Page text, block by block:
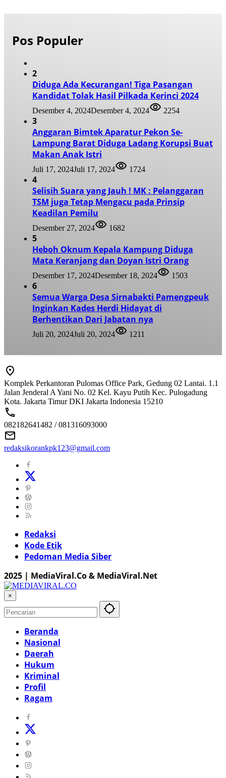
Pos Populer
2
Diduga Ada Kecurangan! Tiga Pasangan
Kandidat Tolak Hasil Pilkada Kerinci 2024
Desember 4, 2024Desember 4, 2024 2254
3
Anggaran Bimtek Aparatur Pekon Se-
Lampung Barat Diduga Ladang Korupsi Buat
Makan Anak Istri
Juli 17, 2024Juli 17, 2024 1724
4
Selisih Suara yang Jauh ! MK : Pelanggaran
TSM juga Tetap Mengacu pada Prinsip
Keadilan Pemilu
Desember 27, 2024 1682
5
Heboh Oknum Kepala Kampung Diduga
Mata Keranjang dan Doyan Istri Orang
Desember 17, 2024Desember 18, 2024 1503
6
Semua Warga Desa Sirnabakti Pamengpeuk
Inginkan Kades Herdi Hidayat di
Berhentikan Dari Jabatan nya
Juli 20, 2024Juli 20, 2024 1211
Komplek Perkantoran Pulomas Office Park, Gedung 02 Lantai. 1.1
Jalan Jenderal A Yani No. 02 Kel. Kayu Putih Kec. Pulogadung
Kota. Jakarta Timur DKI Jakarta Indonesia 15210
082182641482 / 081316093000
redaksikorankpk123@gmail.com
Redaksi
Kode Etik
Pedoman Media Siber
2025 | MediaViral.Co & MediaViral.Net
×
Beranda
Nasional
Daerah
Hukum
Kriminal
Profil
Ragam